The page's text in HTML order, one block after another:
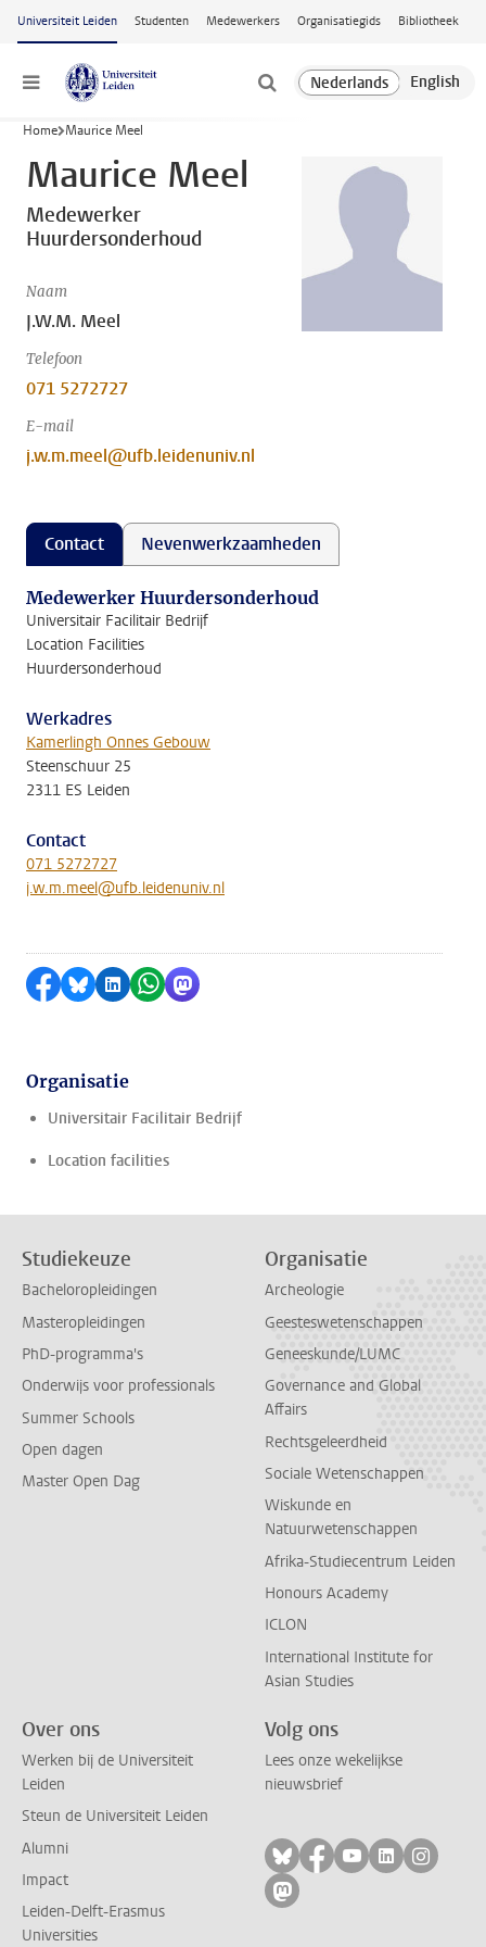
Ga naar hoofdinhoud
Universiteit Leiden Studenten Medewerkers Organisatiegids Bibliotheek
Menu
Home Maurice Meel
Maurice Meel
Medewerker
Huurdersonderhoud
Naam
J.W.M. Meel
Telefoon
071 5272727
E-mail
j.w.m.meel@ufb.leidenuniv.nl
Contact Nevenwerkzaamheden
Medewerker Huurdersonderhoud
Universitair Facilitair Bedrijf
Location Facilities
Huurdersonderhoud
Werkadres
Kamerlingh Onnes Gebouw
Steenschuur 25
2311 ES Leiden
Contact
071 5272727
j.w.m.meel@ufb.leidenuniv.nl
Delen op Facebook
Delen via Bluesky
Delen op LinkedIn
Delen via WhatsApp
Delen via Mastodon
Organisatie
Universitair Facilitair Bedrijf
Location facilities
Studiekeuze
Bacheloropleidingen
Masteropleidingen
PhD-programma's
Onderwijs voor professionals
Summer Schools
Open dagen
Master Open Dag
Organisatie
Archeologie
Geesteswetenschappen
Geneeskunde/LUMC
Governance and Global
Affairs
Rechtsgeleerdheid
Sociale Wetenschappen
Wiskunde en
Natuurwetenschappen
Afrika-Studiecentrum Leiden
Honours Academy
ICLON
International Institute for
Asian Studies
Over ons
Werken bij de Universiteit
Leiden
Steun de Universiteit Leiden
Alumni
Impact
Leiden-Delft-Erasmus
Universities
Volg ons
Lees onze wekelijkse
nieuwsbrief
Volg ons op bluesky
Volg ons op
Volg ons op
Volg ons
Volg
Volg ons op mastodon